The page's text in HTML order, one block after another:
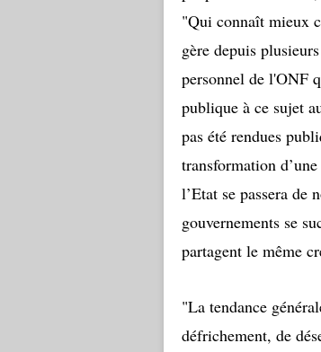
"Qui connaît mieux
gère depuis
personnel de l'ONF
publique à ce sujet
pas été rendues
transformation
l’Etat se passera
gouvernements se
partagent le même
"La tendance
défrichement, de